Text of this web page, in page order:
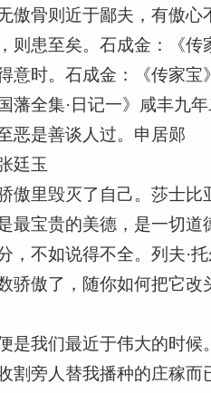
傲骨则近于鄙夫，有傲心
则患至矣。石成金：《传
意时。石成金：《传家宝
藩全集·日记一》咸丰九
恶是善谈人过。申居郧
廷玉
傲里毁灭了自己。莎士比
最宝贵的美德，是一切
，不如说得不全。列夫·
骄傲了，随你如何把它
是我们最近于伟大的时候
割旁人替我播种的庄稼而